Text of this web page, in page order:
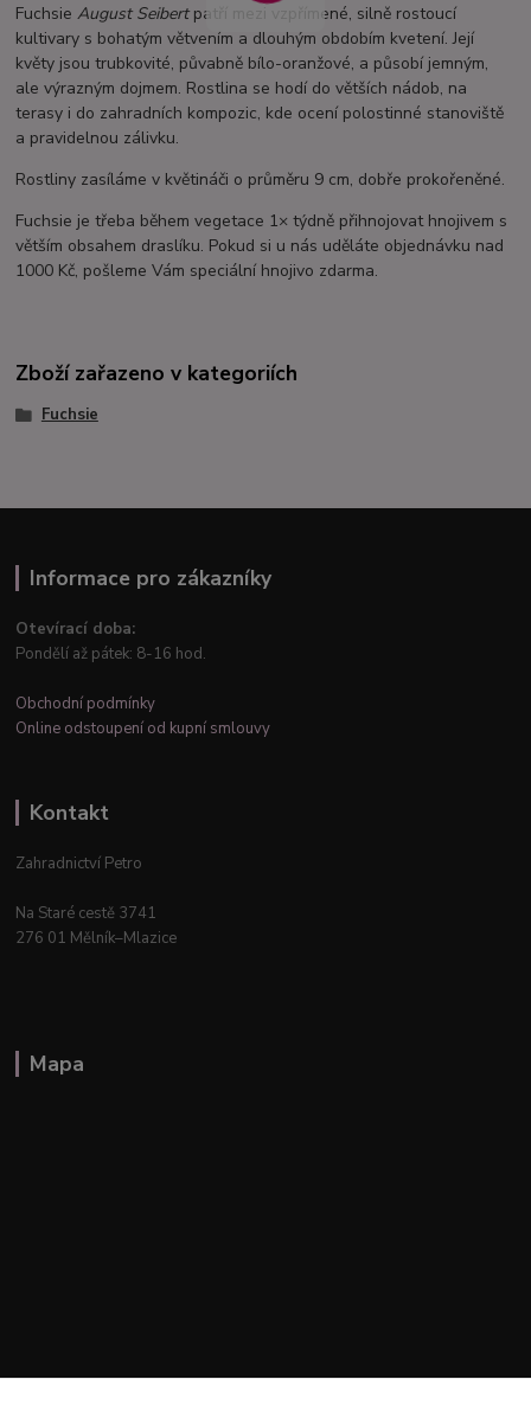
FuchsieAugust Seibertpatří mezi vzpřímené, silně rostoucí
kultivary s bohatým větvením a dlouhým obdobím kvetení. Její
květy jsou trubkovité, půvabně bílo-oranžové, a působí jemným,
ale výrazným dojmem. Rostlina se hodí do větších nádob, na
terasy i do zahradních kompozic, kde ocení polostinné stanoviště
a pravidelnou zálivku.
Rostliny zasíláme v květináči o průměru 9 cm, dobře prokořeněné.
Fuchsie je třeba během vegetace 1× týdně přihnojovat hnojivem s
větším obsahem draslíku. Pokud si u nás uděláte objednávku nad
1000 Kč, pošleme Vám speciální hnojivo zdarma.
Zboží zařazeno v kategoriích
Fuchsie
Informace pro zákazníky
Otevírací doba:
Pondělí až pátek: 8-16 hod.
Obchodní podmínky
Online odstoupení od kupní smlouvy
Kontakt
Zahradnictví Petro
Na Staré cestě 3741
276 01 Mělník–Mlazice
Mapa